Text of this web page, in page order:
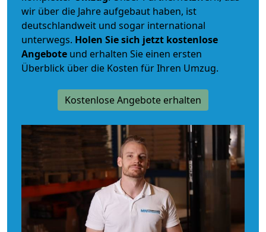
wir über die Jahre aufgebaut haben, ist
deutschlandweit und sogar international
unterwegs. Holen Sie sich jetzt kostenlose
Angebote und erhalten Sie einen ersten
Überblick über die Kosten für Ihren Umzug.
Kostenlose Angebote erhalten